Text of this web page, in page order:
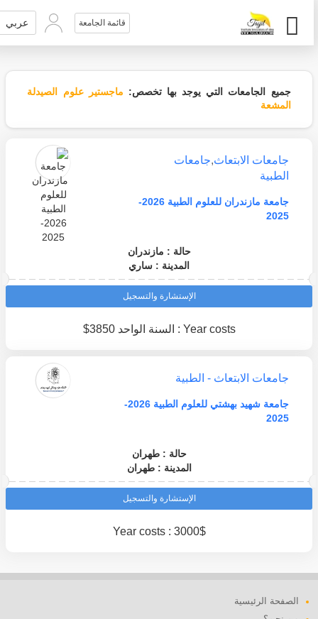
قائمة الجامعة عربي
جميع الجامعات التي يوجد بها تخصص: ماجستير علوم الصيدلة
المشعة
جامعات الابتعاث,جامعات
الطبية
جامعة مازندران للعلوم الطبية 2026-
2025
حالة : مازندران
المدينة : ساري
الإستشارة والتسجيل
Year costs : السنة الواحد 3850$
جامعات الابتعاث - الطبية
جامعة شهيد بهشتي للعلوم الطبية 2026-
2025
حالة : طهران
المدينة : طهران
الإستشارة والتسجيل
Year costs : 3000$
الصفحة الرئيسية